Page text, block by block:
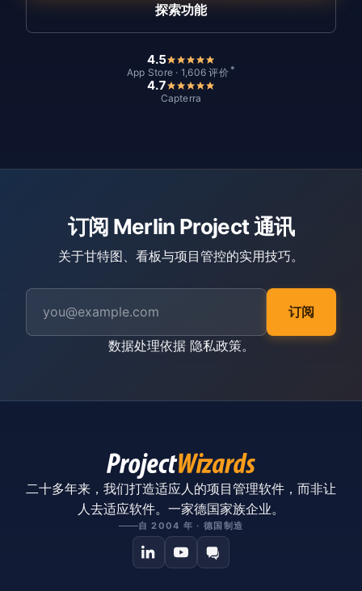
探索功能
4.5
App Store · 1,606 评价 *
4.7
Capterra
订阅 Merlin Project 通讯
关于甘特图、看板与项目管控的实用技巧。
订阅
数据处理依据 隐私政策。
二十多年来，我们打造适应人的项目管理软件，而非让
人去适应软件。一家德国家族企业。
自 2004 年 · 德国制造